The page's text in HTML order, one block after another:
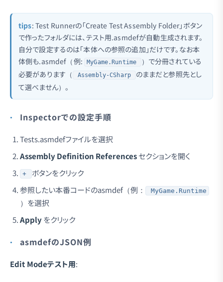
tips: Test Runnerの「Create Test Assembly Folder」ボタン
で作ったフォルダには、テスト用.asmdefが自動生成されます。
自分で設定するのは「本体への参照の追加」だけです。なお本
体側も.asmdef（例:
MyGame.Runtime
）で分冊されている
必要があります（
Assembly-CSharp
のままだと参照先とし
て選べません）。
Inspectorでの設定手順
Tests.asmdefファイルを選択
Assembly Definition Referencesセクションを開く
+
ボタンをクリック
参照したい本番コードのasmdef（例：
MyGame.Runtime
）を選択
Applyをクリック
asmdefのJSON例
Edit Modeテスト用: